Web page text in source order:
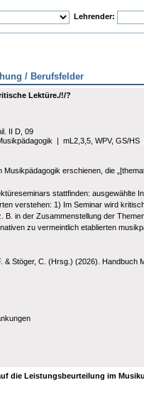
Lehrender:
/ Berufsfelder
Lektüre./!/?
II D, 09
| mL2,3,5, WPV, GS/HS
erschienen, die
stattfinden: ausgewählte
verstehen: 1) Im Seminar wird
in der Zusammenstellung der
zu vermeintlich etablierten
& Stöger, C. (Hrsg.) (2026).
die Leistungsbeurteilung im